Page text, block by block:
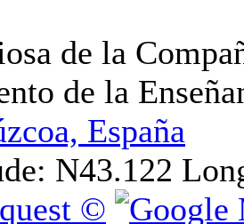
de la
de la
España
N43.122